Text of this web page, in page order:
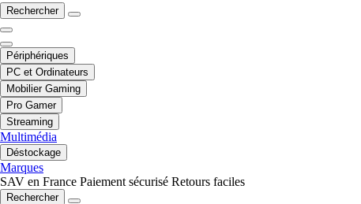
Rechercher
Périphériques
PC et Ordinateurs
Mobilier Gaming
Pro Gamer
Streaming
Multimédia
Déstockage
Marques
SAV en France Paiement sécurisé Retours faciles
Rechercher